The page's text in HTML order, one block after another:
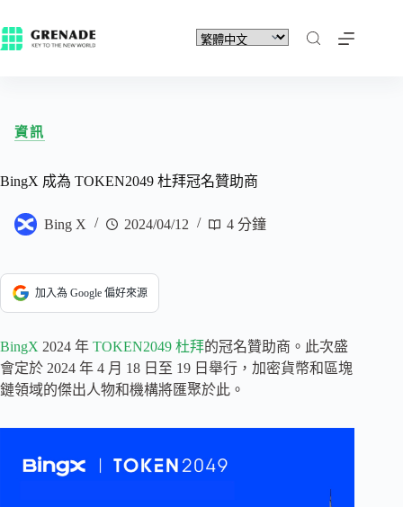
資訊
BingX 成為 TOKEN2049 杜拜冠名贊助商
Bing X 2024/04/12 4 分鐘
加入為 Google 偏好來源
BingX 2024 年 TOKEN2049 杜拜的冠名贊助商。此次盛
會定於 2024 年 4 月 18 日至 19 日舉行，加密貨幣和區塊
鏈領域的傑出人物和機構將匯聚於此。